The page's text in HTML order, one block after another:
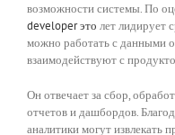
возможности системы. По
developer это лет лидирует
можно работать с данными о
взаимодействуют с
Он отвечает за сбор,
отчетов и дашбордов.
аналитики могут извлекать